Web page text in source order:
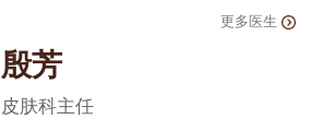
更多医生
殷芳
皮肤科主任